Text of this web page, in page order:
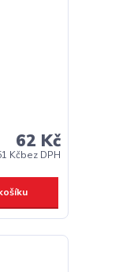
62 Kč
Kčbez DPH